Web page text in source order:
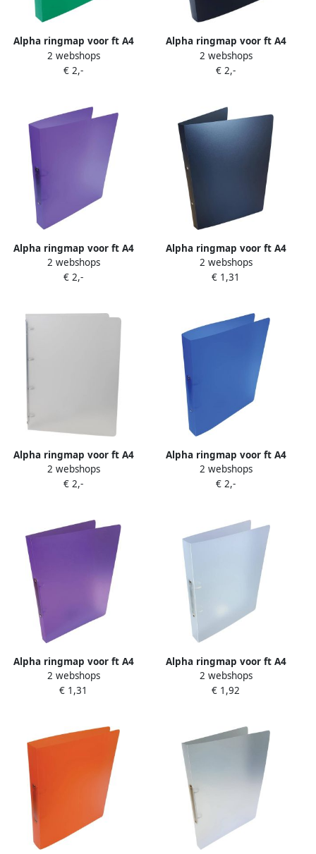
Alpha ringmap voor ft A4
uit PP 2 ringen van 25 mm
groen
2 webshops
€ 2,-
Alpha ringmap voor ft A4
uit PP 2 ringen van 25 mm
zwart
2 webshops
€ 2,-
Alpha ringmap voor ft A4
uit PP 2 ringen van 25 mm
transparant paars
2 webshops
€ 2,-
Alpha ringmap voor ft A4
uit PP 2 ringen van 16 mm
zwart
2 webshops
€ 1,31
Alpha ringmap voor ft A4
uit PP 4 ringen van 16 mm
transparant wit
2 webshops
€ 2,-
Alpha ringmap voor ft A4
uit PP 2 ringen van 25 mm
transparant blauw
2 webshops
€ 2,-
Alpha ringmap voor ft A4
uit PP 2 ringen van 16 mm
transparant paars
2 webshops
€ 1,31
Alpha ringmap voor ft A4
uit PP 2 ringen van 25 mm
transparant wit
2 webshops
€ 1,92